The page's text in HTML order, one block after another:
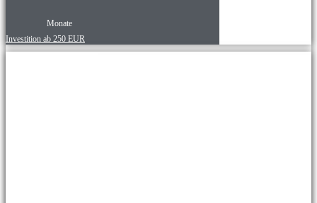
Monate
Investition ab 250 EUR